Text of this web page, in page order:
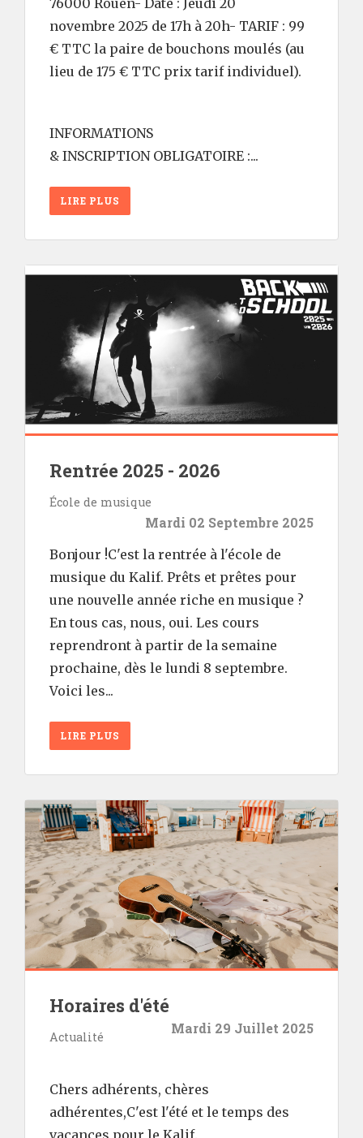
76000 Rouen- Date : Jeudi 20
novembre 2025 de 17h à 20h- TARIF : 99
€ TTC la paire de bouchons moulés (au
lieu de 175 € TTC prix tarif individuel).
INFORMATIONS
& INSCRIPTION OBLIGATOIRE :...
LIRE PLUS
Rentrée 2025 - 2026
École de musique
Mardi 02 Septembre 2025
Bonjour !C'est la rentrée à l'école de
musique du Kalif. Prêts et prêtes pour
une nouvelle année riche en musique ?
En tous cas, nous, oui. Les cours
reprendront à partir de la semaine
prochaine, dès le lundi 8 septembre.
Voici les...
LIRE PLUS
Horaires d'été
Actualité
Mardi 29 Juillet 2025
Chers adhérents, chères
adhérentes,C'est l'été et le temps des